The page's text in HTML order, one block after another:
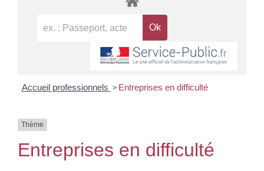
Accueil professionnels > Entreprises en difficulté
Thème
Entreprises en difficulté